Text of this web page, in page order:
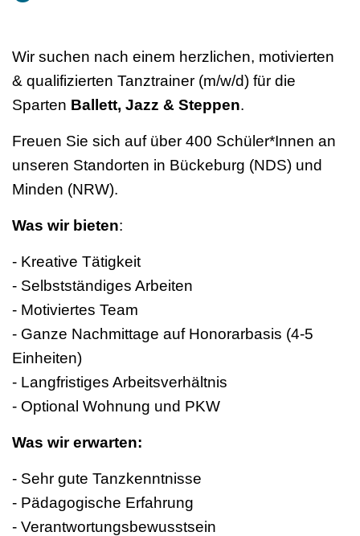
Wir suchen nach einem herzlichen, motivierten
& qualifizierten Tanztrainer (m/w/d) für die
Sparten Ballett, Jazz & Steppen.
Freuen Sie sich auf über 400 Schüler*Innen an
unseren Standorten in Bückeburg (NDS) und
Minden (NRW).
Was wir bieten:
- Kreative Tätigkeit
- Selbstständiges Arbeiten
- Motiviertes Team
- Ganze Nachmittage auf Honorarbasis (4-5
Einheiten)
- Langfristiges Arbeitsverhältnis
- Optional Wohnung und PKW
Was wir erwarten:
- Sehr gute Tanzkenntnisse
- Pädagogische Erfahrung
- Verantwortungsbewusstsein